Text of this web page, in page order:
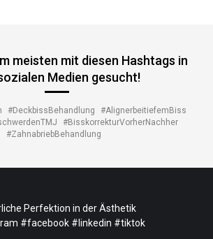
meisten mit diesen Hashtags in
Medien gesucht!
#DeckbissBehandlung
#AlignerbeitiefemBiss
#BisskorrekturVorherNachher
#ZahnabriebBehandlung
Perfektion in der Ästhetik
#facebook #linkedin #tiktok